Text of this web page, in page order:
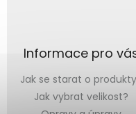
Informace pro
Jak se starat o
Jak vybrat velikost?